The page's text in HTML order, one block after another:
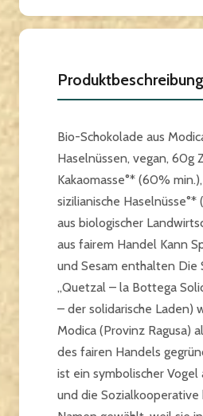
Produktbeschreibung
Bio-Schokolade aus
Haselnüssen, vegan, 60g
Kakaomasse°* (60%
sizilianische
aus biologischer
aus fairem Handel Kann
und Sesam enthalten Die
„Quetzal – la Bottega
– der solidarische Laden)
Modica (Provinz Ragusa)
des fairen Handels
ist ein symbolischer Vogel
und die Sozialkooperative